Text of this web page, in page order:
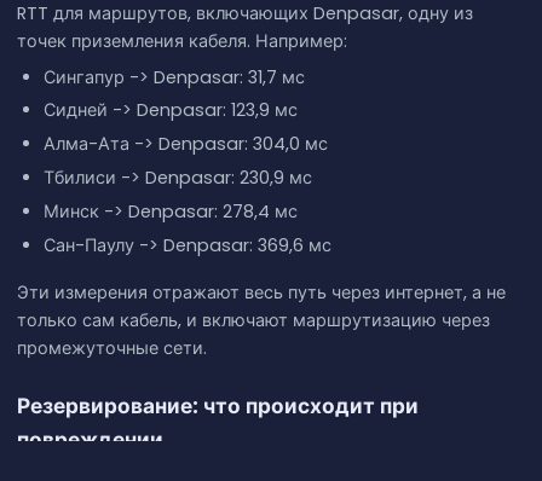
RTT для маршрутов, включающих Denpasar, одну из
точек приземления кабеля. Например:
Сингапур -> Denpasar: 31,7 мс
Сидней -> Denpasar: 123,9 мс
Алма-Ата -> Denpasar: 304,0 мс
Тбилиси -> Denpasar: 230,9 мс
Минск -> Denpasar: 278,4 мс
Сан-Паулу -> Denpasar: 369,6 мс
Эти измерения отражают весь путь через интернет, а не
только сам кабель, и включают маршрутизацию через
промежуточные сети.
Резервирование: что происходит при
повреждении